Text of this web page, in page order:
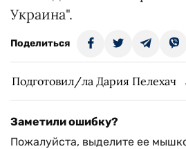
Украина".
Поделиться
Подготовил/ла Дария Пелехач
Заметили ошибку?
Пожалуйста, выделите ее